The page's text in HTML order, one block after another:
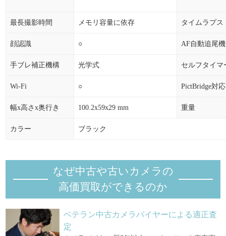
最長撮影時間 メモリ容量に依存 タイムラプス
顔認識 ○ AF自動追尾
手ブレ補正機構 光学式 セルフタイマ
Wi-Fi ○ PictBridge対応
幅x高さx奥行き 100.2x59x29 mm 重量
カラー ブラック
なぜ中古や古いカメラの
高価買取ができるのか
ベテラン中古カメラバイヤーによる適正査
定